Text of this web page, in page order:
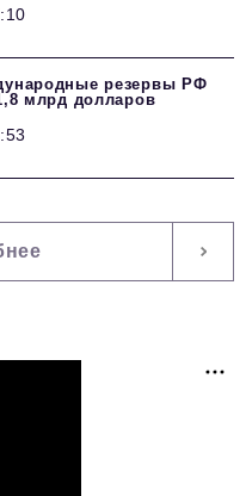
резервы РФ
млрд долларов